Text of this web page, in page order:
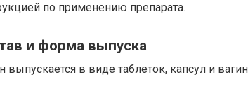
по применению препарата.
и форма выпуска
выпускается в виде таблеток, капсул и